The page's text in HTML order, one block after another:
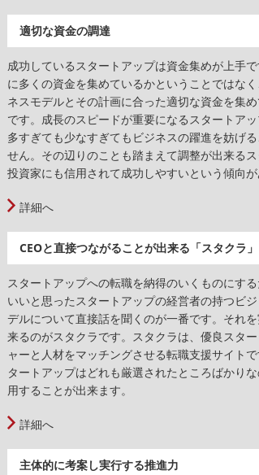
適切な資金の調達
成功しているスタートアップは資金集めが上手
に多くの資金を集めているかということではな
ネスモデルとその計画に合った適切な資金を集
です。成長のスピードが重要になるスタートア
多すぎても少なすぎてもビジネスの躍進を妨げ
せん。その辺りのことも踏まえて調整が出来るス
投資家にも信用されて成功しやすいという傾向が
詳細へ
CEOと直接つながることが出来る「スタクラ」
スタートアップへの転職を納得のいくものにす
いいと思ったスタートアップの経営者の持つビ
デルについて直接話を聞くのが一番です。それ
来るのがスタクラです。スタクラは、優良スタ
ャーと人材をマッチングさせる転職支援サイト
タートアップはどれも厳選されたところばかり
用することが出来ます。
詳細へ
主体的に考案し実行する推進力